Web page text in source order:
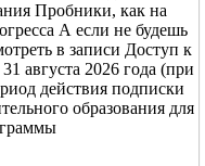
Пробники, как на
А если не будешь
в записи Доступ к
августа 2026 года (при
действия подписки
образования для